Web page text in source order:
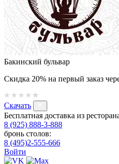
Бакинский бульвар
Скидка 20% на первый заказ
Скачать
Бесплатная доставка из
8 (925) 888-3-888
бронь столов:
8 (495)2-555-666
Войти